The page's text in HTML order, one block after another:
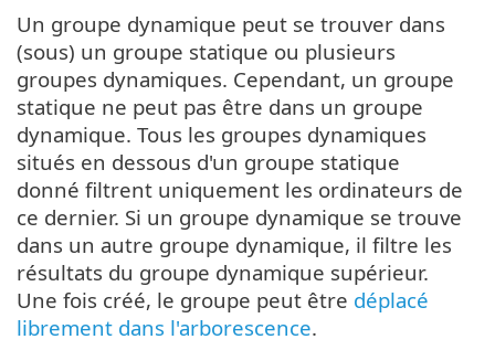
Un groupe dynamique peut se trouver dans
(sous) un groupe statique ou plusieurs
groupes dynamiques. Cependant, un groupe
statique ne peut pas être dans un groupe
dynamique. Tous les groupes dynamiques
situés en dessous d'un groupe statique
donné filtrent uniquement les ordinateurs de
ce dernier. Si un groupe dynamique se trouve
dans un autre groupe dynamique, il filtre les
résultats du groupe dynamique supérieur.
Une fois créé, le groupe peut être déplacé
librement dans l'arborescence.